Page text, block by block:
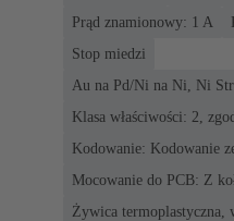
Prąd znamionowy: ‌1 A
Stop miedzi
Au na Pd/Ni na Ni, Ni
Klasa właściwości: 2,
Kodowanie: Kodowanie
Mocowanie do PCB: Z
Żywica termoplastyczna,